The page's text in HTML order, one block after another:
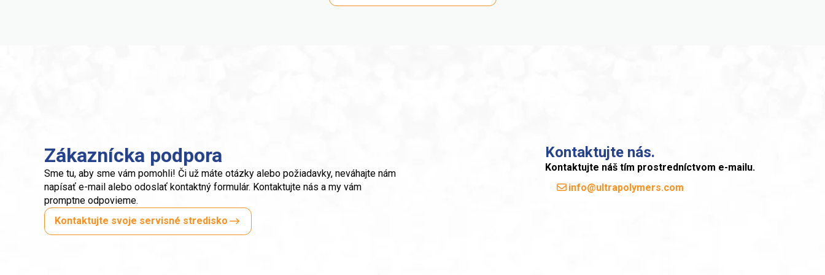
Zákaznícka podpora
Sme tu, aby sme vám pomohli! Či už máte otázky alebo požiadavky, neváhajte nám
napísať e-mail alebo odoslať kontaktný formulár. Kontaktujte nás a my vám
promptne odpovieme.
Kontaktujte svoje servisné stredisko
Kontaktujte nás.
Kontaktujte náš tím prostredníctvom e-mailu.
info@ultrapolymers.com